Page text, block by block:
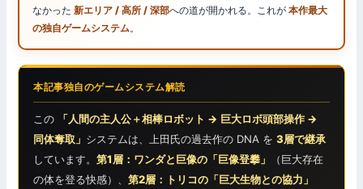
なかった新エリア / 高所 / 深部への道が開かれる。これが本作最大
の独自ゲームシステム。
本記事独自のゲームシステム解読
この
「人間の主人公＋相棒ロボット → 巨大ロボ頭部操作 →
同体奪取」 システムは、上田氏の過去作の DNA を3層で継承
しています。第1層：ワンダと巨像の「巨像登攀」
（巨大存在
の体を登る快感）、第2層：トリコの「巨大生物との協力」